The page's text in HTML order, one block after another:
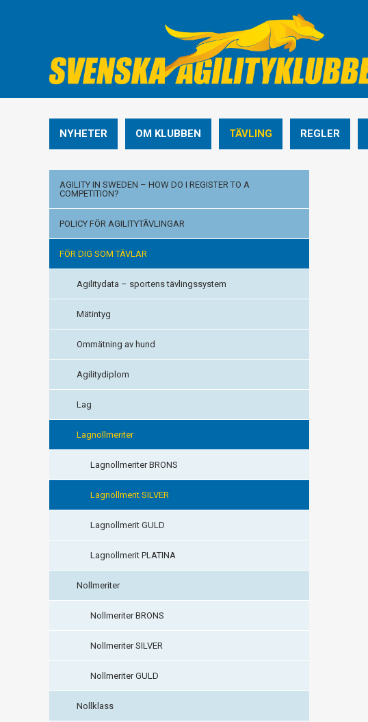
NYHETER OM KLUBBEN TÄVLING REGLER
AGILITY IN SWEDEN – HOW DO I REGISTER TO A
COMPETITION?
POLICY FÖR AGILITYTÄVLINGAR
FÖR DIG SOM TÄVLAR
Agilitydata – sportens tävlingssystem
Mätintyg
Ommätning av hund
Agilitydiplom
Lag
Lagnollmeriter
Lagnollmeriter BRONS
Lagnollmerit SILVER
Lagnollmerit GULD
Lagnollmerit PLATINA
Nollmeriter
Nollmeriter BRONS
Nollmeriter SILVER
Nollmeriter GULD
Nollklass